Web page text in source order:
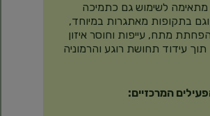
מתאימה לשימוש גם כתמיכה
בתקופות מאתגרות במיוחד,
מתח, עייפות וחוסר איזון
תוך עידוד תחושת רוגע והרמוניה
המרכזיים: